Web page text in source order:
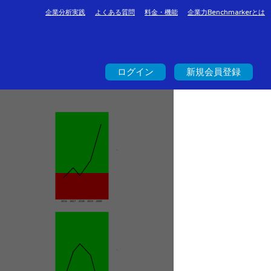
企業分析実践 よくある質問 料金・機能 企業力Benchmarkerとは
ログイン 新規会員登録